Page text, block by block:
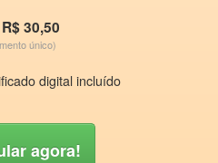
30,50
único)
digital incluído
agora!